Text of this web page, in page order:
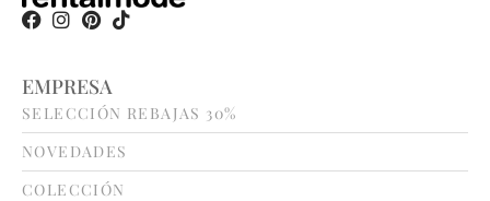
EMPRESA
SELECCIÓN REBAJAS 30%
NOVEDADES
COLECCIÓN